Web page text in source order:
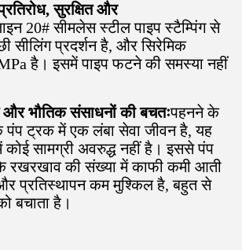
सुरक्षित और
20# सीमलेस स्टील पाइप स्टैम्पिंग से
सीलिंग प्रदर्शन है, और सिरेमिक
है। इसमें पाइप फटने की समस्या नहीं
भौतिक संसाधनों की बचतःपहनने के
पंप ट्रक में एक लंबा सेवा जीवन है, यह
सामग्री अवरुद्ध नहीं है। इससे पंप
रखरखाव की संख्या में काफी कमी आती
प्रतिस्थापन कम मुश्किल है, बहुत से
बचाता है।